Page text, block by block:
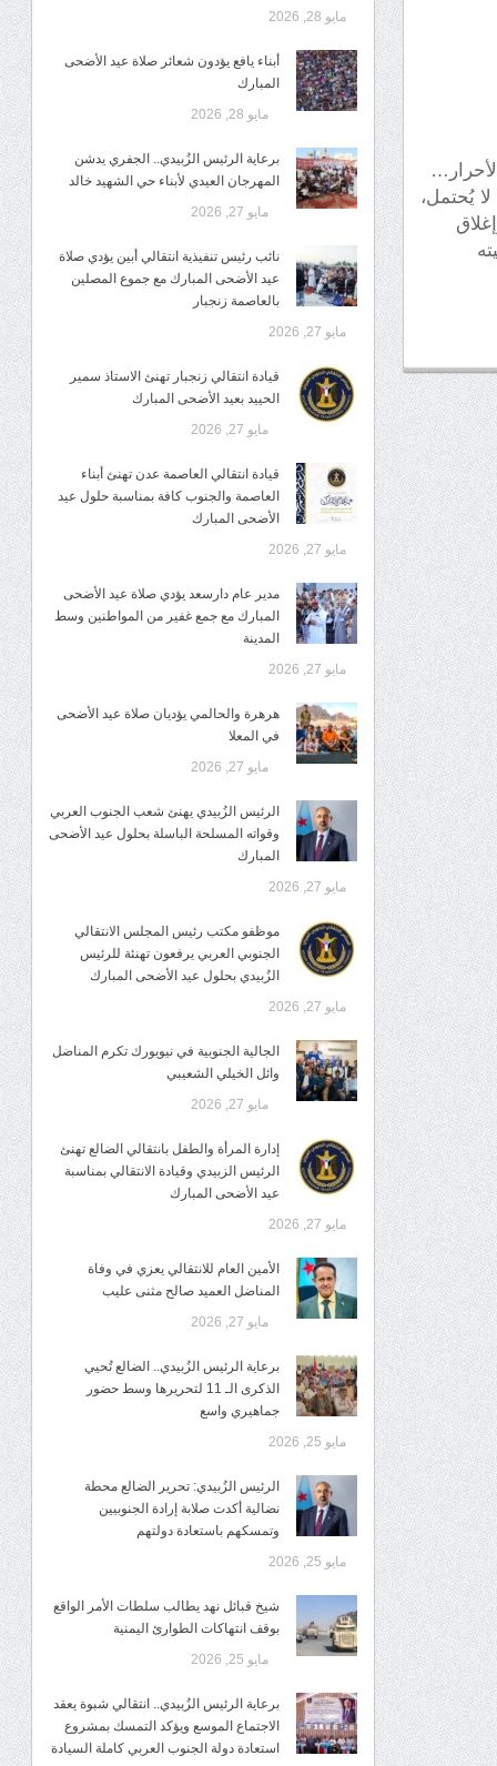
يُحتمل،
مايو 28, 2026
أبناء يافع يؤدون شعائر صلاة عيد الأضحى
المبارك
مايو 28, 2026
برعاية الرئيس الزُبيدي.. الجفري يدشن
المهرجان العيدي لأبناء حي الشهيد خالد
مايو 27, 2026
نائب رئيس تنفيذية انتقالي أبين يؤدي صلاة
عيد الأضحى المبارك مع جموع المصلين
بالعاصمة زنجبار
مايو 27, 2026
قيادة انتقالي زنجبار تهنئ الاستاذ سمير
الحييد بعيد الأضحى المبارك
مايو 27, 2026
قيادة انتقالي العاصمة عدن تهنئ أبناء
العاصمة والجنوب كافة بمناسبة حلول عيد
الأضحى المبارك
مايو 27, 2026
مدير عام دارسعد يؤدي صلاة عيد الأضحى
المبارك مع جمع غفير من المواطنين وسط
المدينة
مايو 27, 2026
هرهرة والحالمي يؤديان صلاة عيد الأضحى
في المعلا
مايو 27, 2026
الرئيس الزُبيدي يهنئ شعب الجنوب العربي
وقواته المسلحة الباسلة بحلول عيد الأضحى
المبارك
مايو 27, 2026
موظفو مكتب رئيس المجلس الانتقالي
الجنوبي العربي يرفعون تهنئة للرئيس
الزُبيدي بحلول عيد الأضحى المبارك
مايو 27, 2026
الجالية الجنوبية في نيويورك تكرم المناضل
وائل الخيلي الشعيبي
مايو 27, 2026
إدارة المرأة والطفل بانتقالي الضالع تهنئ
الرئيس الزبيدي وقيادة الانتقالي بمناسبة
عيد الأضحى المبارك
مايو 27, 2026
الأمين العام للانتقالي يعزي في وفاة
المناضل العميد صالح مثنى عليب
مايو 27, 2026
برعاية الرئيس الزُبيدي.. الضالع تُحيي
الذكرى الـ 11 لتحريرها وسط حضور
جماهيري واسع
مايو 25, 2026
الرئيس الزُبيدي: تحرير الضالع محطة
نضالية أكدت صلابة إرادة الجنوبيين
وتمسكهم باستعادة دولتهم
مايو 25, 2026
شيخ قبائل نهد يطالب سلطات الأمر الواقع
بوقف انتهاكات الطوارئ اليمنية
مايو 25, 2026
برعاية الرئيس الزُبيدي.. انتقالي شبوة يعقد
الاجتماع الموسع ويؤكد التمسك بمشروع
استعادة دولة الجنوب العربي كاملة السيادة